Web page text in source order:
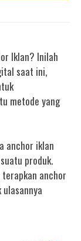
Iklan? Inilah
saat ini,
metode yang
anchor iklan
produk.
anchor